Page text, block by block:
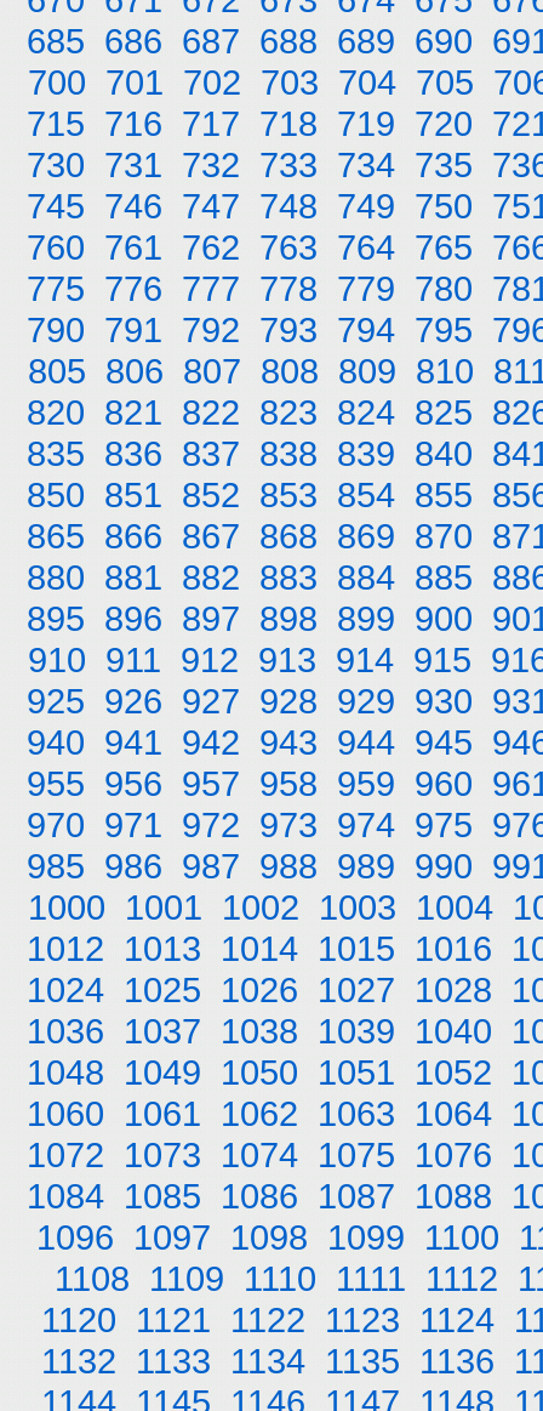
685 686 687 688 689 690
700 701 702 703 704 705
715 716 717 718 719 720
730 731 732 733 734 735
745 746 747 748 749 750
760 761 762 763 764 765
775 776 777 778 779 780
790 791 792 793 794 795
805 806 807 808 809 810
820 821 822 823 824 825
835 836 837 838 839 840
850 851 852 853 854 855
865 866 867 868 869 870
880 881 882 883 884 885
895 896 897 898 899 900
910 911 912 913 914 915
925 926 927 928 929 930
940 941 942 943 944 945
955 956 957 958 959 960
970 971 972 973 974 975
985 986 987 988 989 990
1000 1001 1002 1003 1004
1012 1013 1014 1015 1016
1024 1025 1026 1027 1028
1036 1037 1038 1039 1040
1048 1049 1050 1051 1052
1060 1061 1062 1063 1064
1072 1073 1074 1075 1076
1084 1085 1086 1087 1088
1096 1097 1098 1099 1100
1108 1109 1110 1111 1112
1120 1121 1122 1123 1124
1132 1133 1134 1135 1136
1144 1145 1146 1147 1148